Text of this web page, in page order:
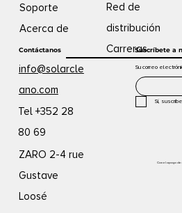
Contáctanos
info@solarcle
ano.com
Tel +352 28
80 69
ZARO 2-4 rue
Gustave
Loosé
Soporte
Acerca de
Red de
distribución
Carreras
Con el apoyo de:
Su correo
Sí,
Suscríbete a